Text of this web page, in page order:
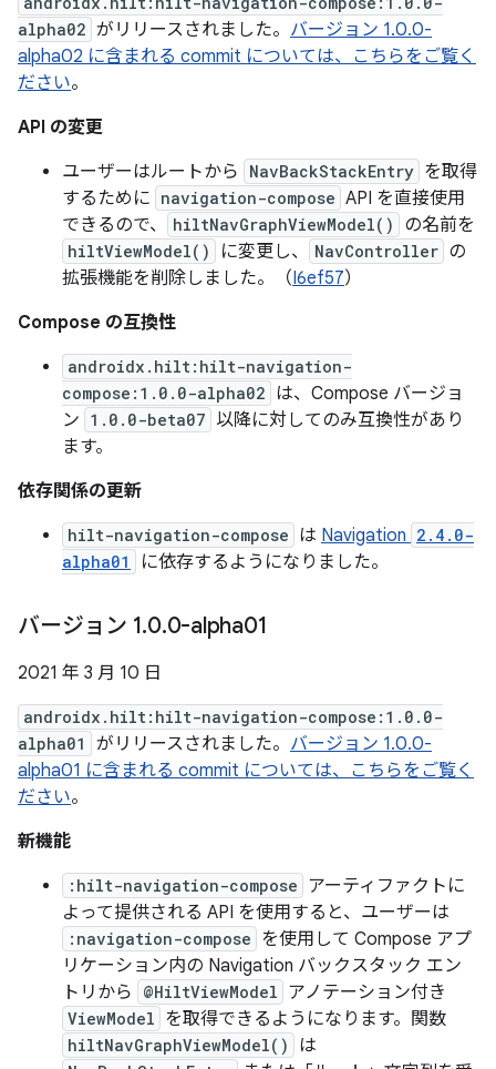
alpha02 がリリースされました。 バージョン 1.0.0-
alpha02 に含まれる commit については、こちらをご覧く
ださい。
API の変更
ユーザーはルートから
NavBackStackEntry を取得
するために navigation-compose API を直接使用
できるので、
hiltNavGraphViewModel() の名前を
hiltViewModel() に変更し、 NavController の
拡張機能を削除しました。（I6ef57）
Compose の互換性
androidx.hilt:hilt-navigation-
compose:1.0.0-alpha02 は、Compose バージョ
ン 1.0.0-beta07 以降に対してのみ互換性があり
ます。
依存関係の更新
hilt-navigation-compose は Navigation 2.4.0-
alpha01
に依存するようになりました。
バージョン 1.0.0-alpha01
2021 年 3 月 10 日
androidx.hilt:hilt-navigation-compose:1.0.0-
alpha01
がリリースされました。 バージョン 1.0.0-
alpha01 に含まれる commit については、こちらをご覧く
ださい。
新機能
:hilt-navigation-compose アーティファクトに
よって提供される API を使用すると、ユーザーは
:navigation-compose を使用して Compose アプ
リケーション内の Navigation バックスタック エン
トリから
@HiltViewModel アノテーション付き
ViewModel を取得できるようになります。関数
hiltNavGraphViewModel() は